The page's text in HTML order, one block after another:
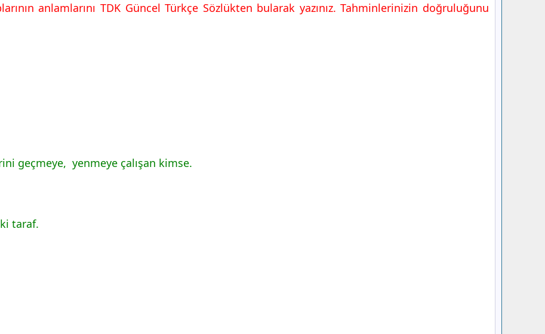
MEB Yayınları
MEB Yayınları
MEB Yayınları
MEB Yayınları
anlamlarını TDK Güncel Türkçe Sözlükten bularak yazınız. Tahminlerinizin doğruluğunu
geçmeye, yenmeye çalışan kimse.
taraf.